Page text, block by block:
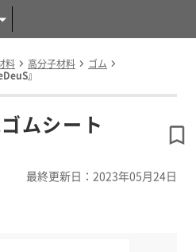
料 高分子材料
ゴム
』
ムシート
最終更新日：2023年05月24日